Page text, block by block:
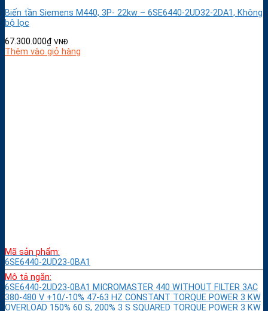
Biến tần Siemens M440, 3P- 22kw – 6SE6440-2UD32-2DA1, Không
bộ lọc
67.300.000₫ VNĐ
Thêm vào giỏ hàng
Mã sản phẩm:
6SE6440-2UD23-0BA1
Mô tả ngắn:
6SE6440-2UD23-0BA1 MICROMASTER 440 WITHOUT FILTER 3AC
380-480 V +10/-10% 47-63 HZ CONSTANT TORQUE POWER 3 KW
OVERLOAD 150% 60 S, 200% 3 S SQUARED TORQUE POWER 3 KW